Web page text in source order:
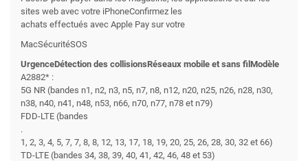
sites web avec votre iPhoneConfirmez les
achats effectués avec Apple Pay sur votre
MacSécuritéSOS
UrgenceDétection des collisionsRéseaux mobile et sans filModèle
A2882* :
5G NR (bandes n1, n2, n3, n5, n7, n8, n12, n20, n25, n26, n28, n30,
n38, n40, n41, n48, n53, n66, n70, n77, n78 et n79)
FDD-LTE (bandes
.
1, 2, 3, 4, 5, 7, 7, 8, 8, 12, 13, 17, 18, 19, 20, 25, 26, 28, 30, 32 et 66)
TD-LTE (bandes 34, 38, 39, 40, 41, 42, 46, 48 et 53)